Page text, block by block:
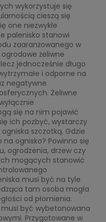
wykorzystuje się
cieszą się
one niezwykle
palenisko stanowi
zaaranżowanego w
żeliwne
jednocześnie długo
i odporne na
negatywne
Żeliwne
się na nim pojawić
ich pozbyć, wystarczy
szczotką. Gdzie
ognisko? Powinno się
ogrodzenia, drzew czy
mogących stanowić
musi być na tyle
tam osoba mogła
od płomienia.
być wybetonowana
Przygotowane w